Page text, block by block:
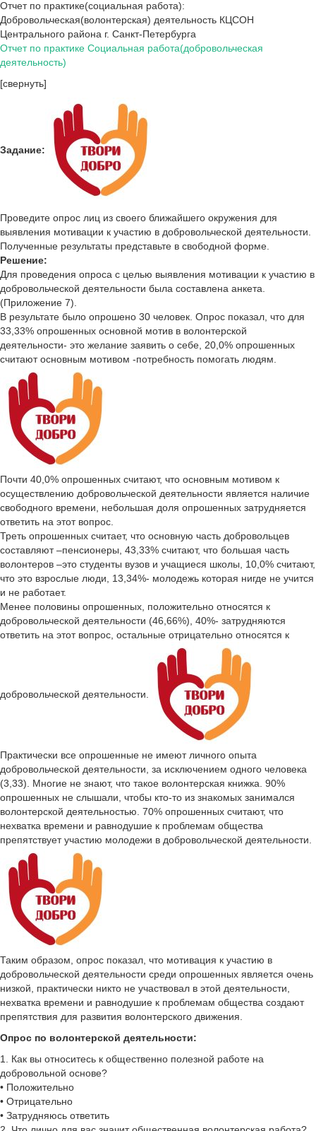
Отчет по практике(социальная работа):
Добровольческая(волонтерская) деятельность КЦСОН
Центрального района г. Санкт-Петербурга
Отчет по практике Социальная работа(добровольческая
деятельность)
[свернуть]
Задание:
Проведите опрос лиц из своего ближайшего окружения для
выявления мотивации к участию в добровольческой деятельности.
Полученные результаты представьте в свободной форме.
Решение:
Для проведения опроса с целью выявления мотивации к участию в
добровольческой деятельности была составлена анкета.
(Приложение 7).
В результате было опрошено 30 человек. Опрос показал, что для
33,33% опрошенных основной мотив в волонтерской
деятельности- это желание заявить о себе, 20,0% опрошенных
считают основным мотивом -потребность помогать людям.
Почти 40,0% опрошенных считают, что основным мотивом к
осуществлению добровольческой деятельности является наличие
свободного времени, небольшая доля опрошенных затрудняется
ответить на этот вопрос.
Треть опрошенных считает, что основную часть добровольцев
составляют –пенсионеры, 43,33% считают, что большая часть
волонтеров –это студенты вузов и учащиеся школы, 10,0% считают,
что это взрослые люди, 13,34%- молодежь которая нигде не учится
и не работает.
Менее половины опрошенных, положительно относятся к
добровольческой деятельности (46,66%), 40%- затрудняются
ответить на этот вопрос, остальные отрицательно относятся к
добровольческой деятельности.
Практически все опрошенные не имеют личного опыта
добровольческой деятельности, за исключением одного человека
(3,33). Многие не знают, что такое волонтерская книжка. 90%
опрошенных не слышали, чтобы кто-то из знакомых занимался
волонтерской деятельностью. 70% опрошенных считают, что
нехватка времени и равнодушие к проблемам общества
препятствует участию молодежи в добровольческой деятельности.
Таким образом, опрос показал, что мотивация к участию в
добровольческой деятельности среди опрошенных является очень
низкой, практически никто не участвовал в этой деятельности,
нехватка времени и равнодушие к проблемам общества создают
препятствия для развития волонтерского движения.
Опрос по волонтерской деятельности:
1. Как вы относитесь к общественно полезной работе на
добровольной основе?
• Положительно
• Отрицательно
• Затрудняюсь ответить